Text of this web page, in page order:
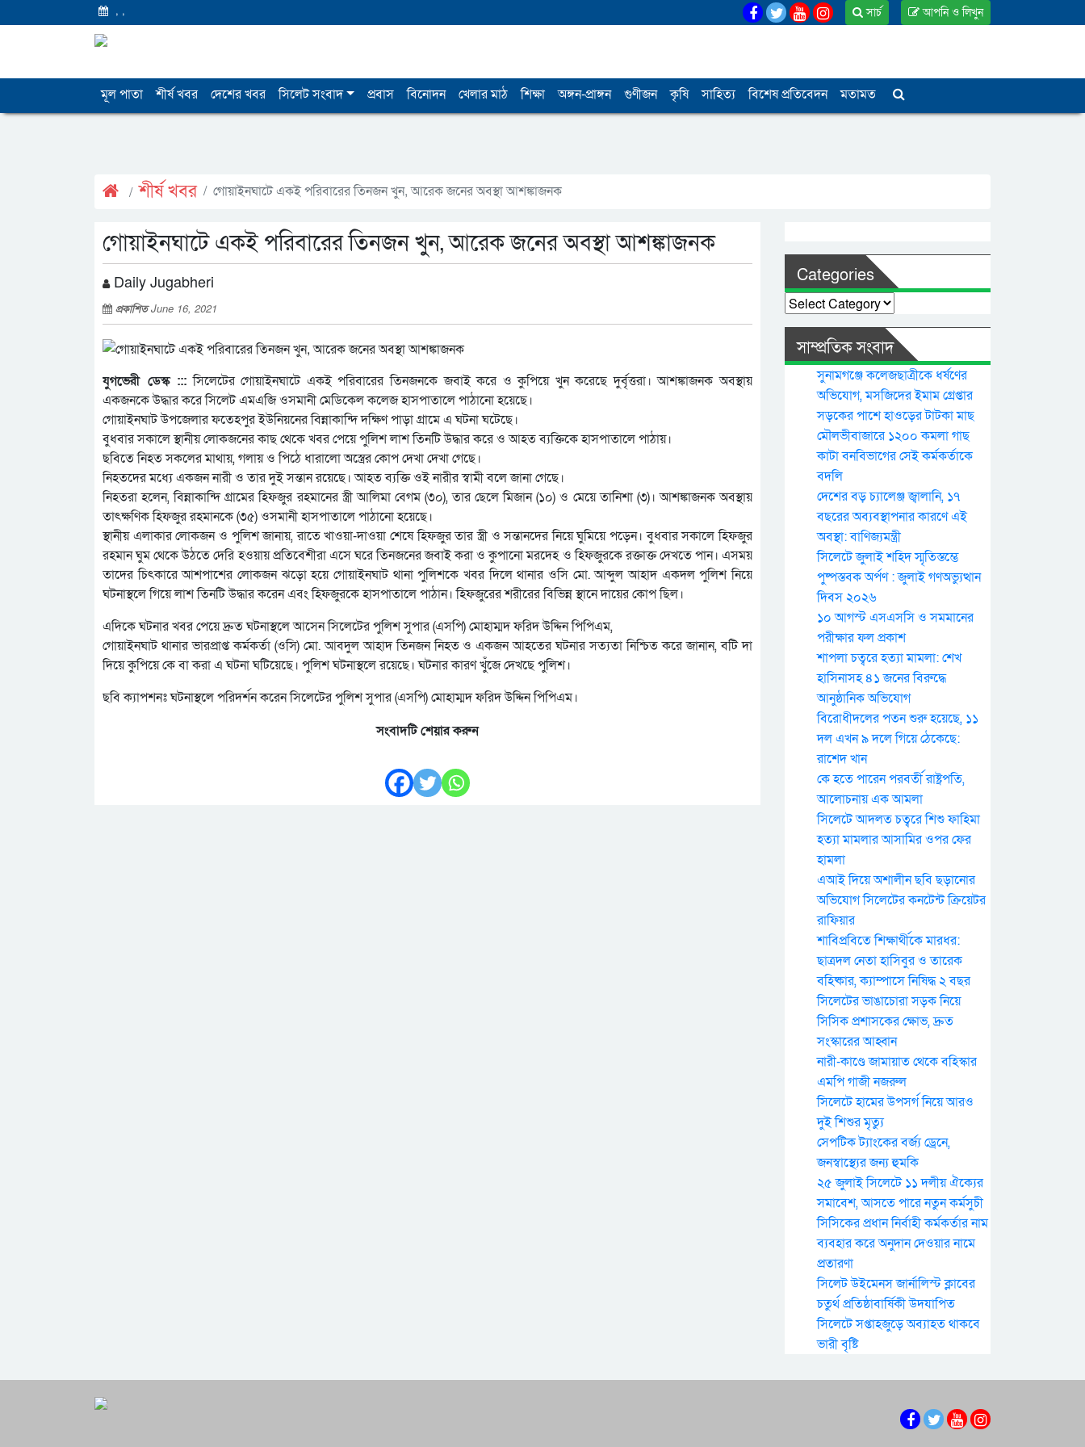
, , আপনি ও লিখুন
সার্চ
মূল পাতা শীর্ষ খবর দেশের খবর সিলেট সংবাদ প্রবাস বিনোদন খেলার মাঠ শিক্ষা অঙ্গন-প্রাঙ্গন গুণীজন কৃষি সাহিত্য বিশেষ প্রতিবেদন মতামত
শীর্ষ খবর গোয়াইনঘাটে একই পরিবারের তিনজন খুন, আরেক জনের অবস্থা আশঙ্কাজনক
গোয়াইনঘাটে একই পরিবারের তিনজন খুন, আরেক জনের অবস্থা আশঙ্কাজনক
Daily Jugabheri
প্রকাশিতJune 16, 2021
যুগভেরী ডেস্ক ::: সিলেটের গোয়াইনঘাটে একই পরিবারের তিনজনকে জবাই করে ও কুপিয়ে খুন করেছে দুর্বৃত্তরা। আশঙ্কাজনক অবস্থায়
একজনকে উদ্ধার করে সিলেট এমএজি ওসমানী মেডিকেল কলেজ হাসপাতালে পাঠানো হয়েছে।
গোয়াইনঘাট উপজেলার ফতেহপুর ইউনিয়নের বিন্নাকান্দি দক্ষিণ পাড়া গ্রামে এ ঘটনা ঘটেছে।
বুধবার সকালে স্থানীয় লোকজনের কাছ থেকে খবর পেয়ে পুলিশ লাশ তিনটি উদ্ধার করে ও আহত ব্যক্তিকে হাসপাতালে পাঠায়।
ছবিতে নিহত সকলের মাথায়, গলায় ও পিঠে ধারালো অস্ত্রের কোপ দেখা দেখা গেছে।
নিহতদের মধ্যে একজন নারী ও তার দুই সন্তান রয়েছে। আহত ব্যক্তি ওই নারীর স্বামী বলে জানা গেছে।
নিহতরা হলেন, বিন্নাকান্দি গ্রামের হিফজুর রহমানের স্ত্রী আলিমা বেগম (৩০), তার ছেলে মিজান (১০) ও মেয়ে তানিশা (৩)। আশঙ্কাজনক অবস্থায়
তাৎক্ষণিক হিফজুর রহমানকে (৩৫) ওসমানী হাসপাতালে পাঠানো হয়েছে।
স্থানীয় এলাকার লোকজন ও পুলিশ জানায়, রাতে খাওয়া-দাওয়া শেষে হিফজুর তার স্ত্রী ও সন্তানদের নিয়ে ঘুমিয়ে পড়েন। বুধবার সকালে হিফজুর
রহমান ঘুম থেকে উঠতে দেরি হওয়ায় প্রতিবেশীরা এসে ঘরে তিনজনের জবাই করা ও কুপানো মরদেহ ও হিফজুরকে রক্তাক্ত দেখতে পান। এসময়
তাদের চিৎকারে আশপাশের লোকজন ঝড়ো হয়ে গোয়াইনঘাট থানা পুলিশকে খবর দিলে থানার ওসি মো. আব্দুল আহাদ একদল পুলিশ নিয়ে
ঘটনাস্থলে গিয়ে লাশ তিনটি উদ্ধার করেন এবং হিফজুরকে হাসপাতালে পাঠান। হিফজুরের শরীরের বিভিন্ন স্থানে দায়ের কোপ ছিল।
এদিকে ঘটনার খবর পেয়ে দ্রুত ঘটনাস্থলে আসেন সিলেটের পুলিশ সুপার (এসপি) মোহাম্মদ ফরিদ উদ্দিন পিপিএম,
গোয়াইনঘাট থানার ভারপ্রাপ্ত কর্মকর্তা (ওসি) মো. আবদুল আহাদ তিনজন নিহত ও একজন আহতের ঘটনার সত্যতা নিশ্চিত করে জানান, বটি দা
দিয়ে কুপিয়ে কে বা করা এ ঘটনা ঘটিয়েছে। পুলিশ ঘটনাস্থলে রয়েছে। ঘটনার কারণ খুঁজে দেখছে পুলিশ।
ছবি ক্যাপশনঃ ঘটনাস্থলে পরিদর্শন করেন সিলেটের পুলিশ সুপার (এসপি) মোহাম্মদ ফরিদ উদ্দিন পিপিএম।
সংবাদটি শেয়ার করুন
Categories
Categories
সাম্প্রতিক সংবাদ
সুনামগঞ্জে কলেজছাত্রীকে ধর্ষণের
অভিযোগ, মসজিদের ইমাম গ্রেপ্তার
সড়কের পাশে হাওড়ের টাটকা মাছ
মৌলভীবাজারে ১২০০ কমলা গাছ
কাটা বনবিভাগের সেই কর্মকর্তাকে
বদলি
দেশের বড় চ্যালেঞ্জ জ্বালানি, ১৭
বছরের অব্যবস্থাপনার কারণে এই
অবস্থা: বাণিজ্যমন্ত্রী
সিলেটে জুলাই শহিদ স্মৃতিস্তম্ভে
পুষ্পস্তবক অর্পণ : জুলাই গণঅভ্যুত্থান
দিবস ২০২৬
১০ আগস্ট এসএসসি ও সমমানের
পরীক্ষার ফল প্রকাশ
শাপলা চত্বরে হত্যা মামলা: শেখ
হাসিনাসহ ৪১ জনের বিরুদ্ধে
আনুষ্ঠানিক অভিযোগ
বিরোধীদলের পতন শুরু হয়েছে, ১১
দল এখন ৯ দলে গিয়ে ঠেকেছে:
রাশেদ খান
কে হতে পারেন পরবর্তী রাষ্ট্রপতি,
আলোচনায় এক আমলা
সিলেটে আদলত চত্বরে শিশু ফাহিমা
হত্যা মামলার আসামির ওপর ফের
হামলা
এআই দিয়ে অশালীন ছবি ছড়ানোর
অভিযোগ সিলেটের কনটেন্ট ক্রিয়েটর
রাফিয়ার
শাবিপ্রবিতে শিক্ষার্থীকে মারধর:
ছাত্রদল নেতা হাসিবুর ও তারেক
বহিষ্কার, ক্যাম্পাসে নিষিদ্ধ ২ বছর
সিলেটের ভাঙাচোরা সড়ক নিয়ে
সিসিক প্রশাসকের ক্ষোভ, দ্রুত
সংস্কারের আহ্বান
নারী-কাণ্ডে জামায়াত থেকে বহিস্কার
এমপি গাজী নজরুল
সিলেটে হামের উপসর্গ নিয়ে আরও
দুই শিশুর মৃত্যু
সেপটিক ট্যাংকের বর্জ্য ড্রেনে,
জনস্বাস্থ্যের জন্য হুমকি
২৫ জুলাই সিলেটে ১১ দলীয় ঐক্যের
সমাবেশ, আসতে পারে নতুন কর্মসুচী
সিসিকের প্রধান নির্বাহী কর্মকর্তার নাম
ব্যবহার করে অনুদান দেওয়ার নামে
প্রতারণা
সিলেট উইমেনস জার্নালিস্ট ক্লাবের
চতুর্থ প্রতিষ্ঠাবার্ষিকী উদযাপিত
সিলেটে সপ্তাহজুড়ে অব্যাহত থাকবে
ভারী বৃষ্টি